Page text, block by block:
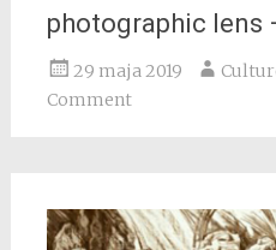
photographic lens
29 maja 2019
Comment